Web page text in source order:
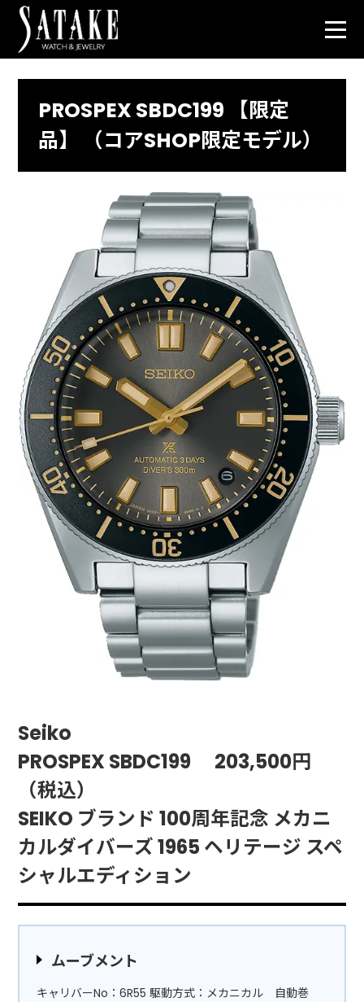
PROSPEX SBDC199 【限定
品】 （コアSHOP限定モデル）
Seiko
PROSPEX SBDC199 203,500円
（税込）
SEIKO ブランド 100周年記念 メカニ
カルダイバーズ 1965 ヘリテージ スペ
シャルエディション
ムーブメント
キャリバーNo：6R55 駆動方式：メカニカル 自動巻